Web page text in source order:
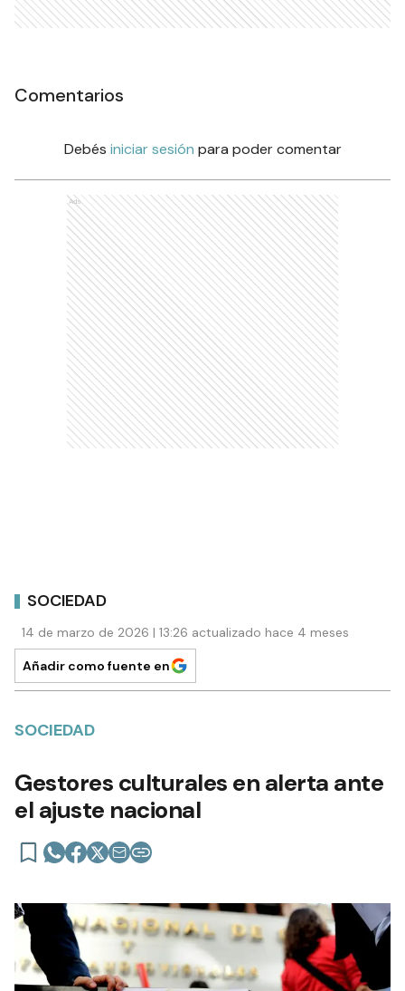
Comentarios
Debés iniciar sesión para poder comentar
Ads
SOCIEDAD
14 de marzo de 2026 | 13:26 actualizado hace 4 meses
Añadir como fuente en
SOCIEDAD
Gestores culturales en alerta ante
el ajuste nacional